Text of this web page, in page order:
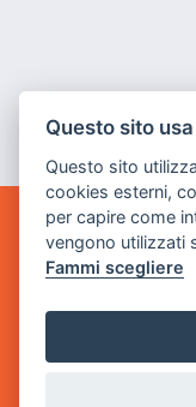
GAME WARP
BY POWER GAME SRL
Sede Legale
via Villaggio dei
- 25014
Questo sito
Questo sito
cookies esterni,
per capire come
vengono utilizzati
Fammi scegliere